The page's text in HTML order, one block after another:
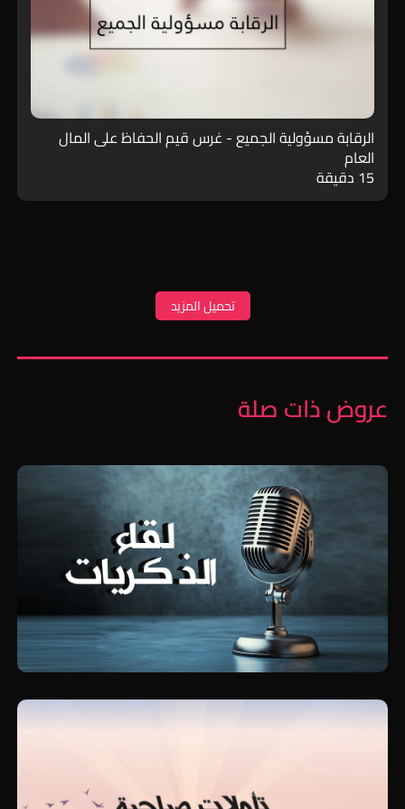
الرقابة مسؤولية الجميع - غرس قيم الحفاظ على المال
العام
15 دقيقة
تحميل المزيد
عروض ذات صلة